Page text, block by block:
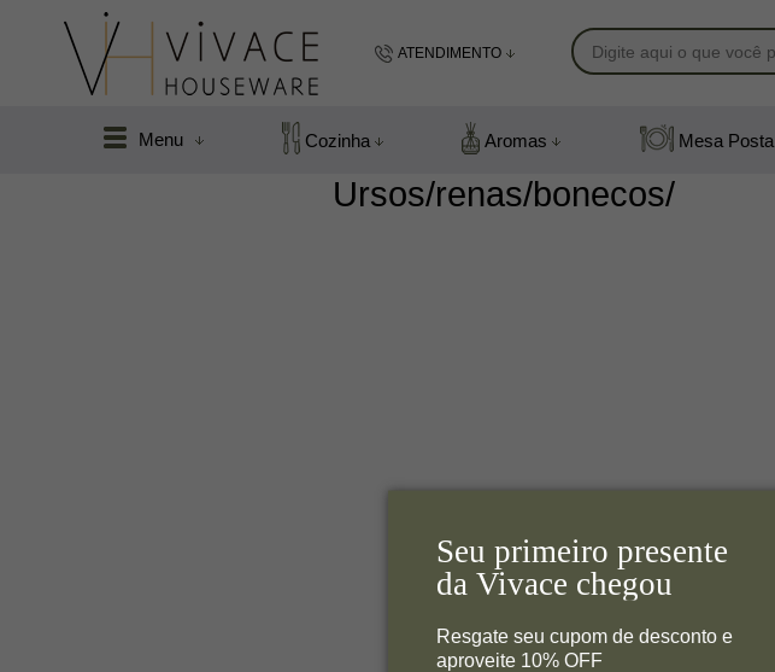
Seu primeiro presente
da Vivace chegou
Resgate seu cupom de desconto e
aproveite 10% OFF
ATENDIMENTO
(48) 991831408
Menu Cozinha Aromas Mesa Posta
Ursos/renas/bonecos/